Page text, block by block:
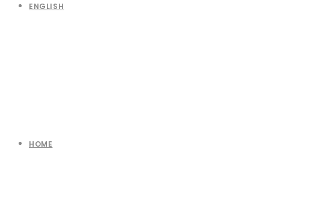
ENGLISH
HOME